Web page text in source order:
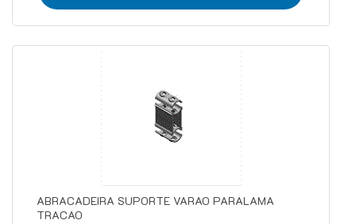
ABRACADEIRA SUPORTE VARAO PARALAMA
TRACAO